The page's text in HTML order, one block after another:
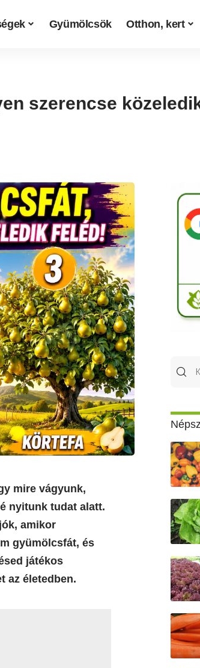
Gyümölcsök Otthon, kert
szerencse
mire vágyunk,
nyitunk tudat alatt.
amikor
gyümölcsfát, és
játékos
az életedben.